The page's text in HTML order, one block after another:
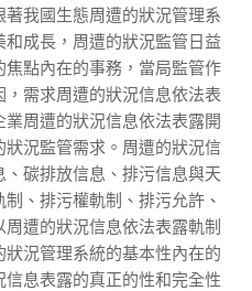
我國生態周遭的狀況管理系
成長，周遭的狀況監管日益
點內在的事務，當局監管作
需求周遭的狀況信息依法表
周遭的狀況信息依法表露開
況監管需求。周遭的狀況信
碳排放信息、排污信息與天
、排污權軌制、排污允許、
遭的狀況信息依法表露軌制
況管理系統的基本性內在的
息表露的真正的性和完全性